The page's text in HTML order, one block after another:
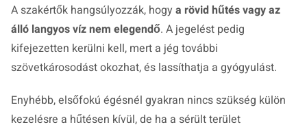
A szakértők hangsúlyozzák, hogy a rövid hűtés vagy az
álló langyos víz nem elegendő. A jegelést pedig
kifejezetten kerülni kell, mert a jég további
szövetkárosodást okozhat, és lassíthatja a gyógyulást.
Enyhébb, elsőfokú égésnél gyakran nincs szükség külön
kezelésre a hűtésen kívül, de ha a sérült terület